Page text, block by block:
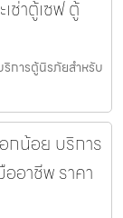
ช่าตู้เซฟ ตู้
ริการตู้นิรภัยสำหรับ
กน้อย บริการ
อาชีพ ราคา